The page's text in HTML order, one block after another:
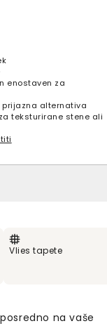
enostaven za
prijazna alternativa
teksturirane stene ali
Vlies tapete
na vaše